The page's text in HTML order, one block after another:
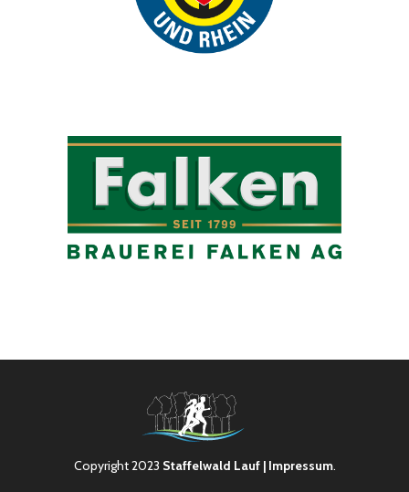
Copyright 2023 Staffelwald Lauf| Impressum.